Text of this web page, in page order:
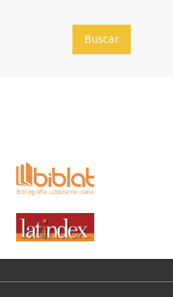
Buscar